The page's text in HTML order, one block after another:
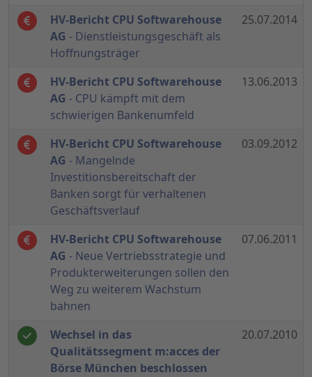
HV-Bericht CPU Softwarehouse
AG - Dienstleistungsgeschäft als
Hoffnungsträger
25.07.2014
HV-Bericht CPU Softwarehouse
AG - CPU kämpft mit dem
schwierigen Bankenumfeld
13.06.2013
HV-Bericht CPU Softwarehouse
AG - Mangelnde
Investitionsbereitschaft der
Banken sorgt für verhaltenen
Geschäftsverlauf
03.09.2012
HV-Bericht CPU Softwarehouse
AG - Neue Vertriebsstrategie und
Produkterweiterungen sollen den
Weg zu weiterem Wachstum
bahnen
07.06.2011
Wechsel in das
Qualitätssegment m:acces der
Börse München beschlossen
20.07.2010